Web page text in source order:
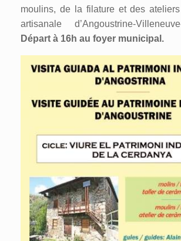
moulins, de la filature et des
artisanale d’Angoustrine-
Départ à 16h au foyer municipal.